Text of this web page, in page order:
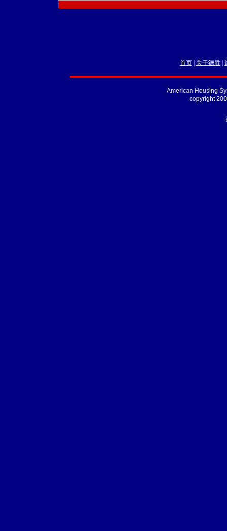
首页| 关于德胜|
American Housing
copyright